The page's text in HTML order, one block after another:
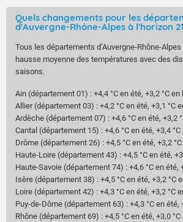
Quels changements pour les
d'Auvergne-Rhône-Alpes à l'horizon
Tous les départements d’Auvergne-Rhône-
hausse moyenne des températures avec des
saisons.
Ain (département 01) : +4,4 °C en été, +3,2 °C en
Allier (département 03) : +4,2 °C en été, +3,1 °C
Ardèche (département 07) : +4,6 °C en été, +3,2
Cantal (département 15) : +4,6 °C en été, +3,4 °C
Drôme (département 26) : +4,5 °C en été, +3,2
Haute-Loire (département 43) : +4,5 °C en été,
Haute-Savoie (département 74) : +4,6 °C en été,
Isère (département 38) : +4,5 °C en été, +3,2 °C
Loire (département 42) : +4,3 °C en été, +3,2 °C
Puy-de-Dôme (département 63) : +4,3 °C en été,
Rhône (département 69) : +4,5 °C en été, +3,0 °C